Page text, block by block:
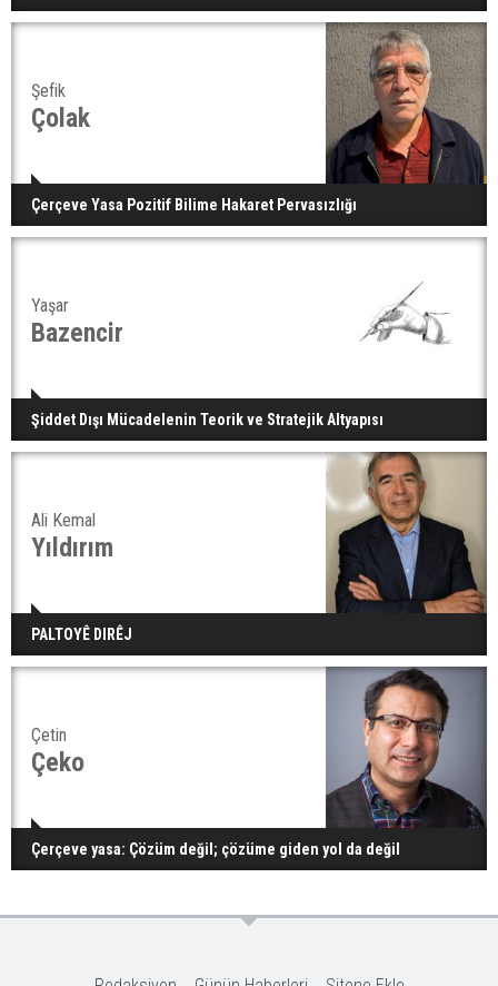
Şefik
Çolak
Çerçeve Yasa Pozitif Bilime Hakaret Pervasızlığı
Yaşar
Bazencir
Şiddet Dışı Mücadelenin Teorik ve Stratejik Altyapısı
Ali Kemal
Yıldırım
PALTOYÊ DIRÊJ
Çetin
Çeko
Çerçeve yasa: Çözüm değil; çözüme giden yol da değil